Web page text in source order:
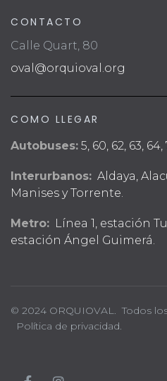
CONTACTO
Calle Quart, 80
oval@orquioval.org
COMO LLEGAR
Autobuses: 5, 60, 62, 63, 64,
Interurbanos: Aldaya,
Manises y Torrente.
Metro: Línea 1, estación
estación Ángel Guimerá.
© 2024 ORQUIOVAL. Todos
Política de privacidad.